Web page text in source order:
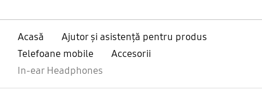
Acasă
Ajutor și asistență pentru produs
Telefoane mobile
Accesorii
In-ear Headphones